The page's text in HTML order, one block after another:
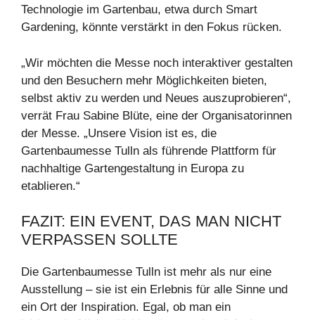
Technologie im Gartenbau, etwa durch Smart
Gardening, könnte verstärkt in den Fokus rücken.
„Wir möchten die Messe noch interaktiver gestalten
und den Besuchern mehr Möglichkeiten bieten,
selbst aktiv zu werden und Neues auszuprobieren“,
verrät Frau Sabine Blüte, eine der Organisatorinnen
der Messe. „Unsere Vision ist es, die
Gartenbaumesse Tulln als führende Plattform für
nachhaltige Gartengestaltung in Europa zu
etablieren.“
FAZIT: EIN EVENT, DAS MAN NICHT
VERPASSEN SOLLTE
Die Gartenbaumesse Tulln ist mehr als nur eine
Ausstellung – sie ist ein Erlebnis für alle Sinne und
ein Ort der Inspiration. Egal, ob man ein